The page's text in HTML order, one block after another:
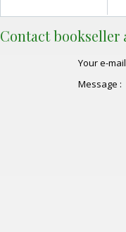
Contact
Your e-
Message :